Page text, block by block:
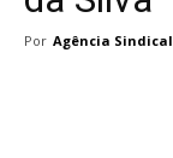
Por Agência Sindical